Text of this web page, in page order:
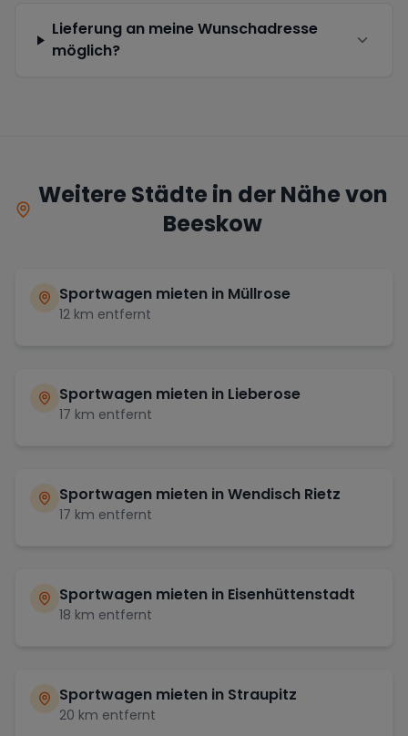
Lieferung an meine Wunschadresse
möglich?
Weitere Städte in der Nähe von
Beeskow
Sportwagen mieten in Müllrose
12 km entfernt
Sportwagen mieten in Lieberose
17 km entfernt
Sportwagen mieten inWendisch Rietz
17 km entfernt
Sportwagen mieten in Eisenhüttenstadt
18 km entfernt
Sportwagen mieten in Straupitz
20 km entfernt